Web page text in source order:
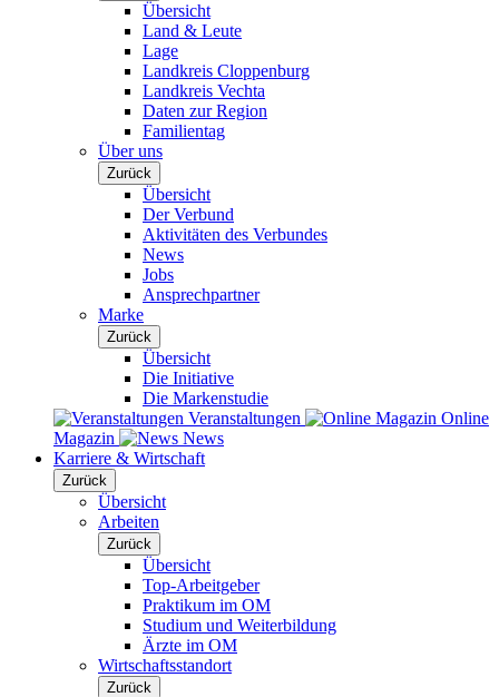
Übersicht
Land & Leute
Lage
Landkreis Cloppenburg
Landkreis Vechta
Daten zur Region
Familientag
Über uns
Zurück
Übersicht
Der Verbund
Aktivitäten des Verbundes
News
Jobs
Ansprechpartner
Marke
Zurück
Übersicht
Die Initiative
Die Markenstudie
Veranstaltungen
Online
Magazin
News
Karriere & Wirtschaft
Zurück
Übersicht
Arbeiten
Zurück
Übersicht
Top-Arbeitgeber
Praktikum im OM
Studium und Weiterbildung
Ärzte im OM
Wirtschaftsstandort
Zurück